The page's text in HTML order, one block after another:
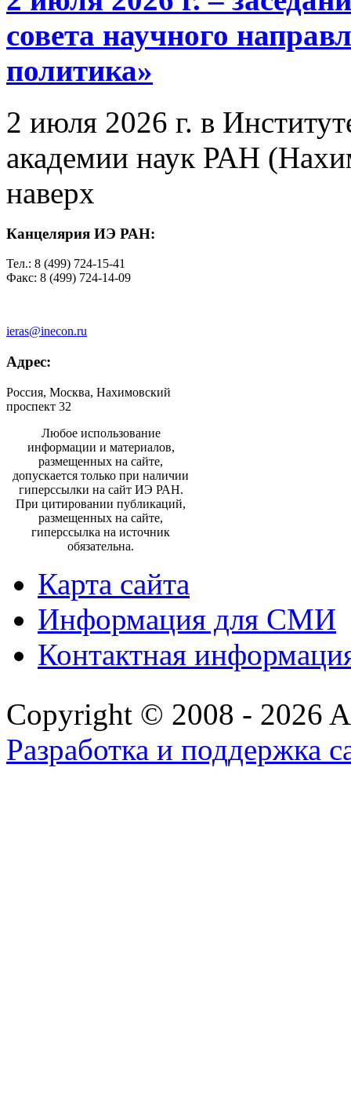
совета научного
политика»
2 июля 2026 г. в
академии наук РАН
наверх
Канцелярия ИЭ РАН:
Тел.: 8 (499) 724-15-41
Факс: 8 (499) 724-14-09
ieras@inecon.ru
Адрес:
Россия, Москва, Нахимовский
проспект 32
Любое использование
информации и материалов,
размещенных на сайте,
допускается только при наличии
гиперссылки на сайт ИЭ РАН.
При цитировании публикаций,
размещенных на сайте,
гиперссылка на источник
обязательна.
Карта сайта
Информация для СМИ
Контактная
Copyright © 2008 - 2026
Разработка и поддержка